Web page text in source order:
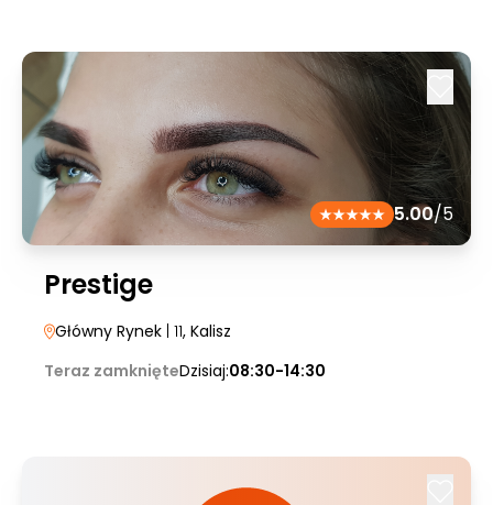
5.00/5
Prestige
Główny Rynek | 11, Kalisz
Teraz zamknięteDzisiaj:08:30-14:30